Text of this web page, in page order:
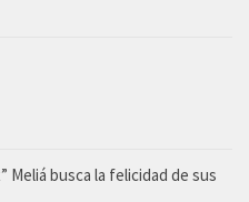
Meliá busca la felicidad de sus